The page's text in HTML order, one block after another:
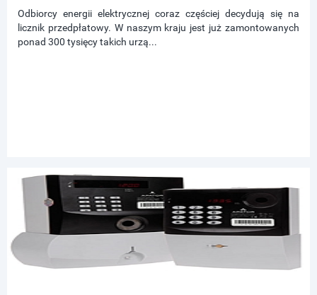
Odbiorcy energii elektrycznej coraz częściej decydują się na
licznik przedpłatowy. W naszym kraju jest już zamontowanych
ponad 300 tysięcy takich urzą...